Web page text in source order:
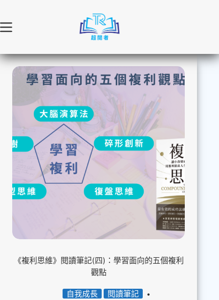
主
內
容
《複利思維》閱讀筆記(四)：學習面向的五個複利
觀點
自我成長
閱讀筆記